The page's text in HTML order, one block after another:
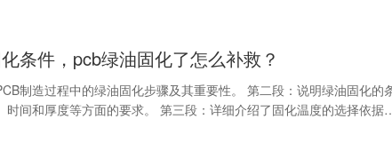
条件，pcb绿油固化了怎么补救？
制造过程中的绿油固化步骤及其重要性。 第二段：说明绿油固化的
时间和厚度等方面的要求。 第三段：详细介绍了固化温度的选择依据